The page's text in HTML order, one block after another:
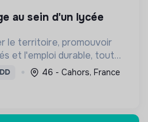
le territoire, promouvoir
et l'emploi durable, tout
et le patrimoine.46 - Cahors, France